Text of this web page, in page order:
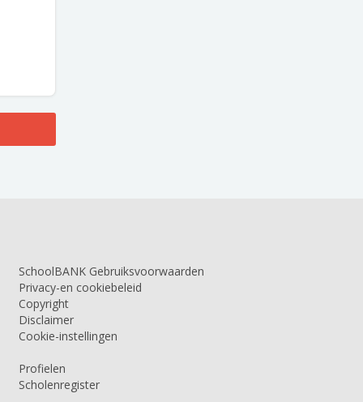
SchoolBANK Gebruiksvoorwaarden
Privacy-en cookiebeleid
Copyright
Disclaimer
Cookie-instellingen
Profielen
Scholenregister